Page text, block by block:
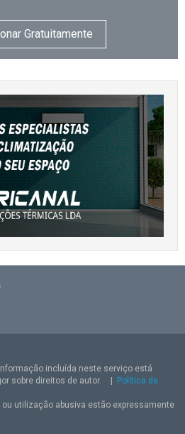
Gratuitamente
incluída neste serviço está
sobre direitos de autor.
Política de
utilização abusiva estão expressamente